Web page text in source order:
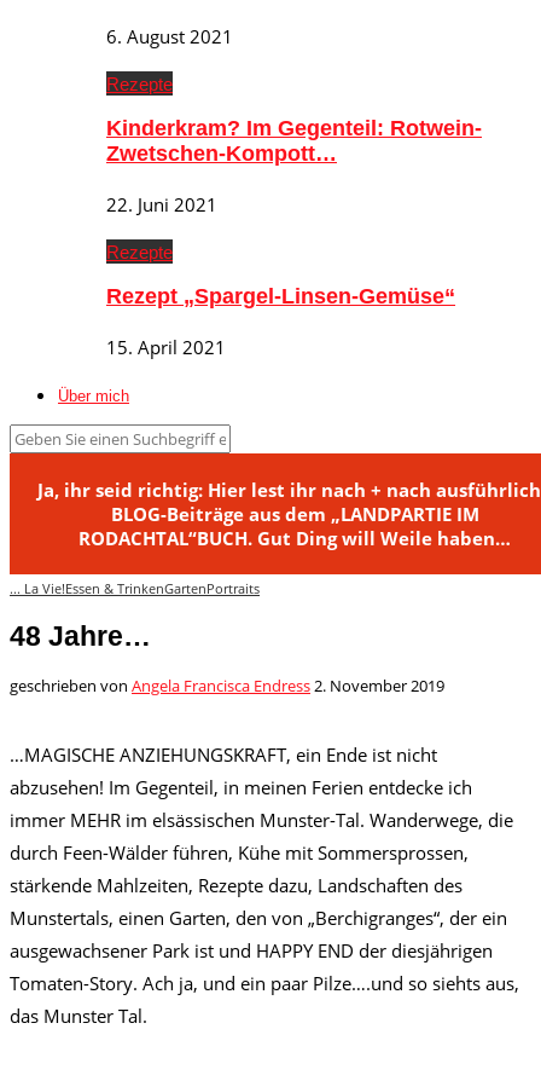
6. August 2021
Rezepte
Kinderkram? Im Gegenteil: Rotwein-
Zwetschen-Kompott…
22. Juni 2021
Rezepte
Rezept „Spargel-Linsen-Gemüse“
15. April 2021
Über mich
Ja, ihr seid richtig: Hier lest ihr nach + nach
BLOG-Beiträge aus dem „LANDPARTIE IM
RODACHTAL“BUCH. Gut Ding will Weile haben…
... La Vie!Essen & TrinkenGartenPortraits
48 Jahre…
geschrieben von Angela Francisca Endress2. November 2019
…MAGISCHE ANZIEHUNGSKRAFT, ein Ende ist nicht
abzusehen! Im Gegenteil, in meinen Ferien entdecke ich
immer MEHR im elsässischen Munster-Tal. Wanderwege, die
durch Feen-Wälder führen, Kühe mit Sommersprossen,
stärkende Mahlzeiten, Rezepte dazu, Landschaften des
Munstertals, einen Garten, den von „Berchigranges“, der ein
ausgewachsener Park ist und HAPPY END der diesjährigen
Tomaten-Story. Ach ja, und ein paar Pilze….und so siehts aus,
das Munster Tal.